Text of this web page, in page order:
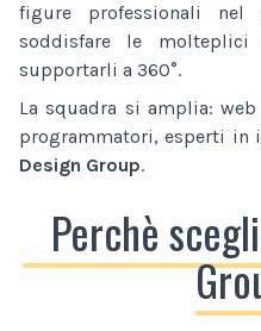
figure professionali
soddisfare le
supportarli a 360°.
La squadra si amplia:
programmatori, esperti in
Design Group.
Perchè